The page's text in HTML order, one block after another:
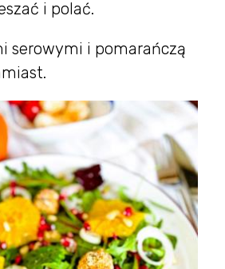
i polać.
serowymi i pomarańczą